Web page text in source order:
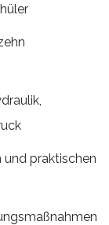
und praktischen